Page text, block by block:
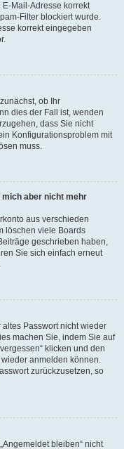
Mail-Adresse korrekt
Filter blockiert wurde.
korrekt eingegeben
ob Ihr
dies der Fall ist, wenden
dass Sie nicht
Konfigurationsproblem mit
muss.
aber nicht mehr
aus verschieden
löschen viele Boards
geschrieben haben,
Sie sich einfach erneut
altes Passwort nicht wieder
machen Sie, indem Sie auf
klicken und den
anmelden können.
zurückzusetzen, so
bleiben“ nicht